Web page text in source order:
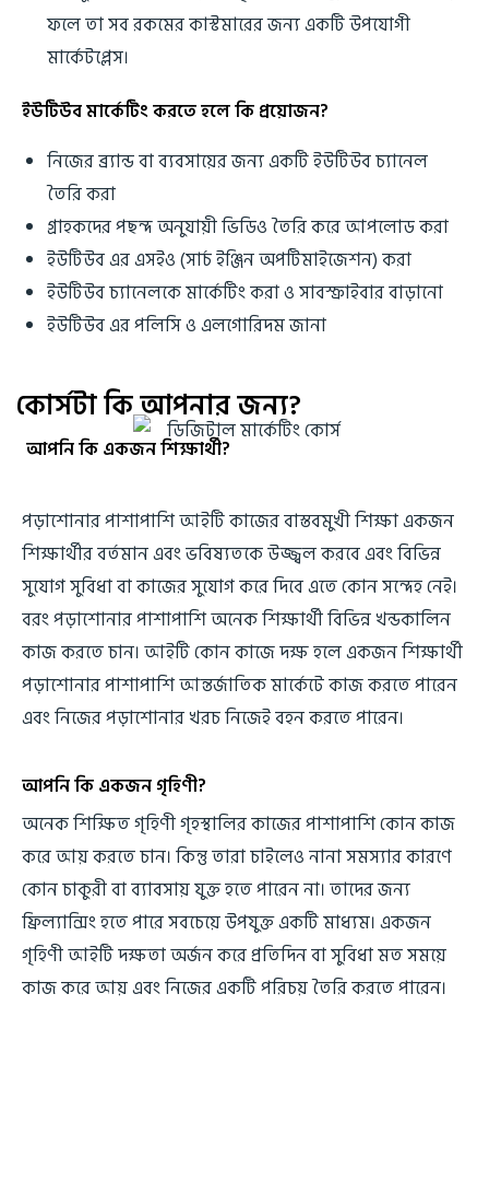
ফলে তা সব রকমের কাস্টমারের জন্য একটি উপযোগী
মার্কেটপ্লেস।
ইউটিউব মার্কেটিং করতে হলে কি প্রয়োজন?
নিজের ব্র্যান্ড বা ব্যবসায়ের জন্য একটি ইউটিউব চ্যানেল
তৈরি করা
গ্রাহকদের পছন্দ অনুযায়ী ভিডিও তৈরি করে আপলোড করা
ইউটিউব এর এসইও (সার্চ ইঞ্জিন অপটিমাইজেশন) করা
ইউটিউব চ্যানেলকে মার্কেটিং করা ও সাবস্ক্রাইবার বাড়ানো
ইউটিউব এর পলিসি ও এলগোরিদম জানা
কোর্সটা কি আপনার জন্য?
আপনি কি একজন শিক্ষার্থী?
পড়াশোনার পাশাপাশি আইটি কাজের বাস্তবমুখী শিক্ষা একজন
শিক্ষার্থীর বর্তমান এবং ভবিষ্যতকে উজ্জ্বল করবে এবং বিভিন্ন
সুযোগ সুবিধা বা কাজের সুযোগ করে দিবে এতে কোন সন্দেহ নেই।
বরং পড়াশোনার পাশাপাশি অনেক শিক্ষার্থী বিভিন্ন খন্ডকালিন
কাজ করতে চান। আইটি কোন কাজে দক্ষ হলে একজন শিক্ষার্থী
পড়াশোনার পাশাপাশি আন্তর্জাতিক মার্কেটে কাজ করতে পারেন
এবং নিজের পড়াশোনার খরচ নিজেই বহন করতে পারেন।
আপনি কি একজন গৃহিণী?
অনেক শিক্ষিত গৃহিণী গৃহস্থালির কাজের পাশাপাশি কোন কাজ
করে আয় করতে চান। কিন্তু তারা চাইলেও নানা সমস্যার কারণে
কোন চাকুরী বা ব্যাবসায় যুক্ত হতে পারেন না। তাদের জন্য
ফ্রিল্যান্সিং হতে পারে সবচেয়ে উপযুক্ত একটি মাধ্যম। একজন
গৃহিণী আইটি দক্ষতা অর্জন করে প্রতিদিন বা সুবিধা মত সময়ে
কাজ করে আয় এবং নিজের একটি পরিচয় তৈরি করতে পারেন।